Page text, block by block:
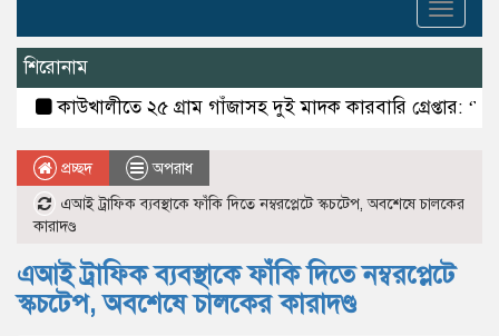
Toggle
শিরোনাম
কাউখালীতে ২৫ গ্রাম গাঁজাসহ দুই মাদক কারবারি গ্রেপ্তার:
প্রচ্ছদ
অপরাধ
এআই ট্রাফিক ব্যবস্থাকে ফাঁকি দিতে নম্বরপ্লেটে স্কচটেপ, অবশেষে চালকের
কারাদণ্ড
এআই ট্রাফিক ব্যবস্থাকে ফাঁকি দিতে নম্বরপ্লেটে
স্কচটেপ, অবশেষে চালকের কারাদণ্ড